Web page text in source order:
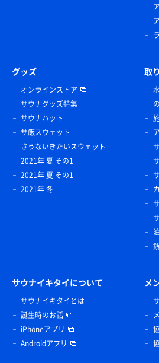
グッズ
オンラインストア
サウナグッズ特集
サウナハット
サ飯スウェット
さうないきたいスウェット
2021年 夏 その1
2021年 夏 その1
2021年 冬
取
サウナイキタイについて
サウナイキタイとは
誕生時のお話
iPhoneアプリ
Androidアプリ
メ